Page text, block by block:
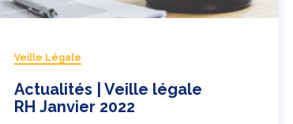
Veille Légale
Actualités | Veille légale
RH Janvier 2022